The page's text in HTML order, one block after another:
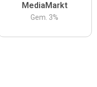
MediaMarkt
Gem. 3%